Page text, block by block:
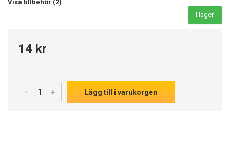
Visa tillbehör (2)
I lager.
14 kr
- + Lägg till i varukorgen